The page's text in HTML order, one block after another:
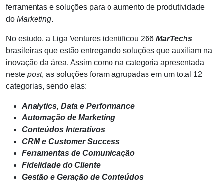
ferramentas e soluções para o aumento de produtividade
do Marketing.
No estudo, a Liga Ventures identificou 266 MarTechs
brasileiras que estão entregando soluções que auxiliam na
inovação da área. Assim como na categoria apresentada
neste post, as soluções foram agrupadas em um total 12
categorias, sendo elas:
Analytics, Data e Performance
Automação de Marketing
Conteúdos Interativos
CRM e Customer Success
Ferramentas de Comunicação
Fidelidade do Cliente
Gestão e Geração de Conteúdos